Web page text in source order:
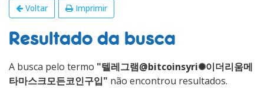
para
busca
conteúdo
Voltar Imprimir
Resultado da busca
A busca pelo termo "텔레그램@bitcoinsyri✺이더리움메
타마스크모든코인구입" não encontrou resultados.